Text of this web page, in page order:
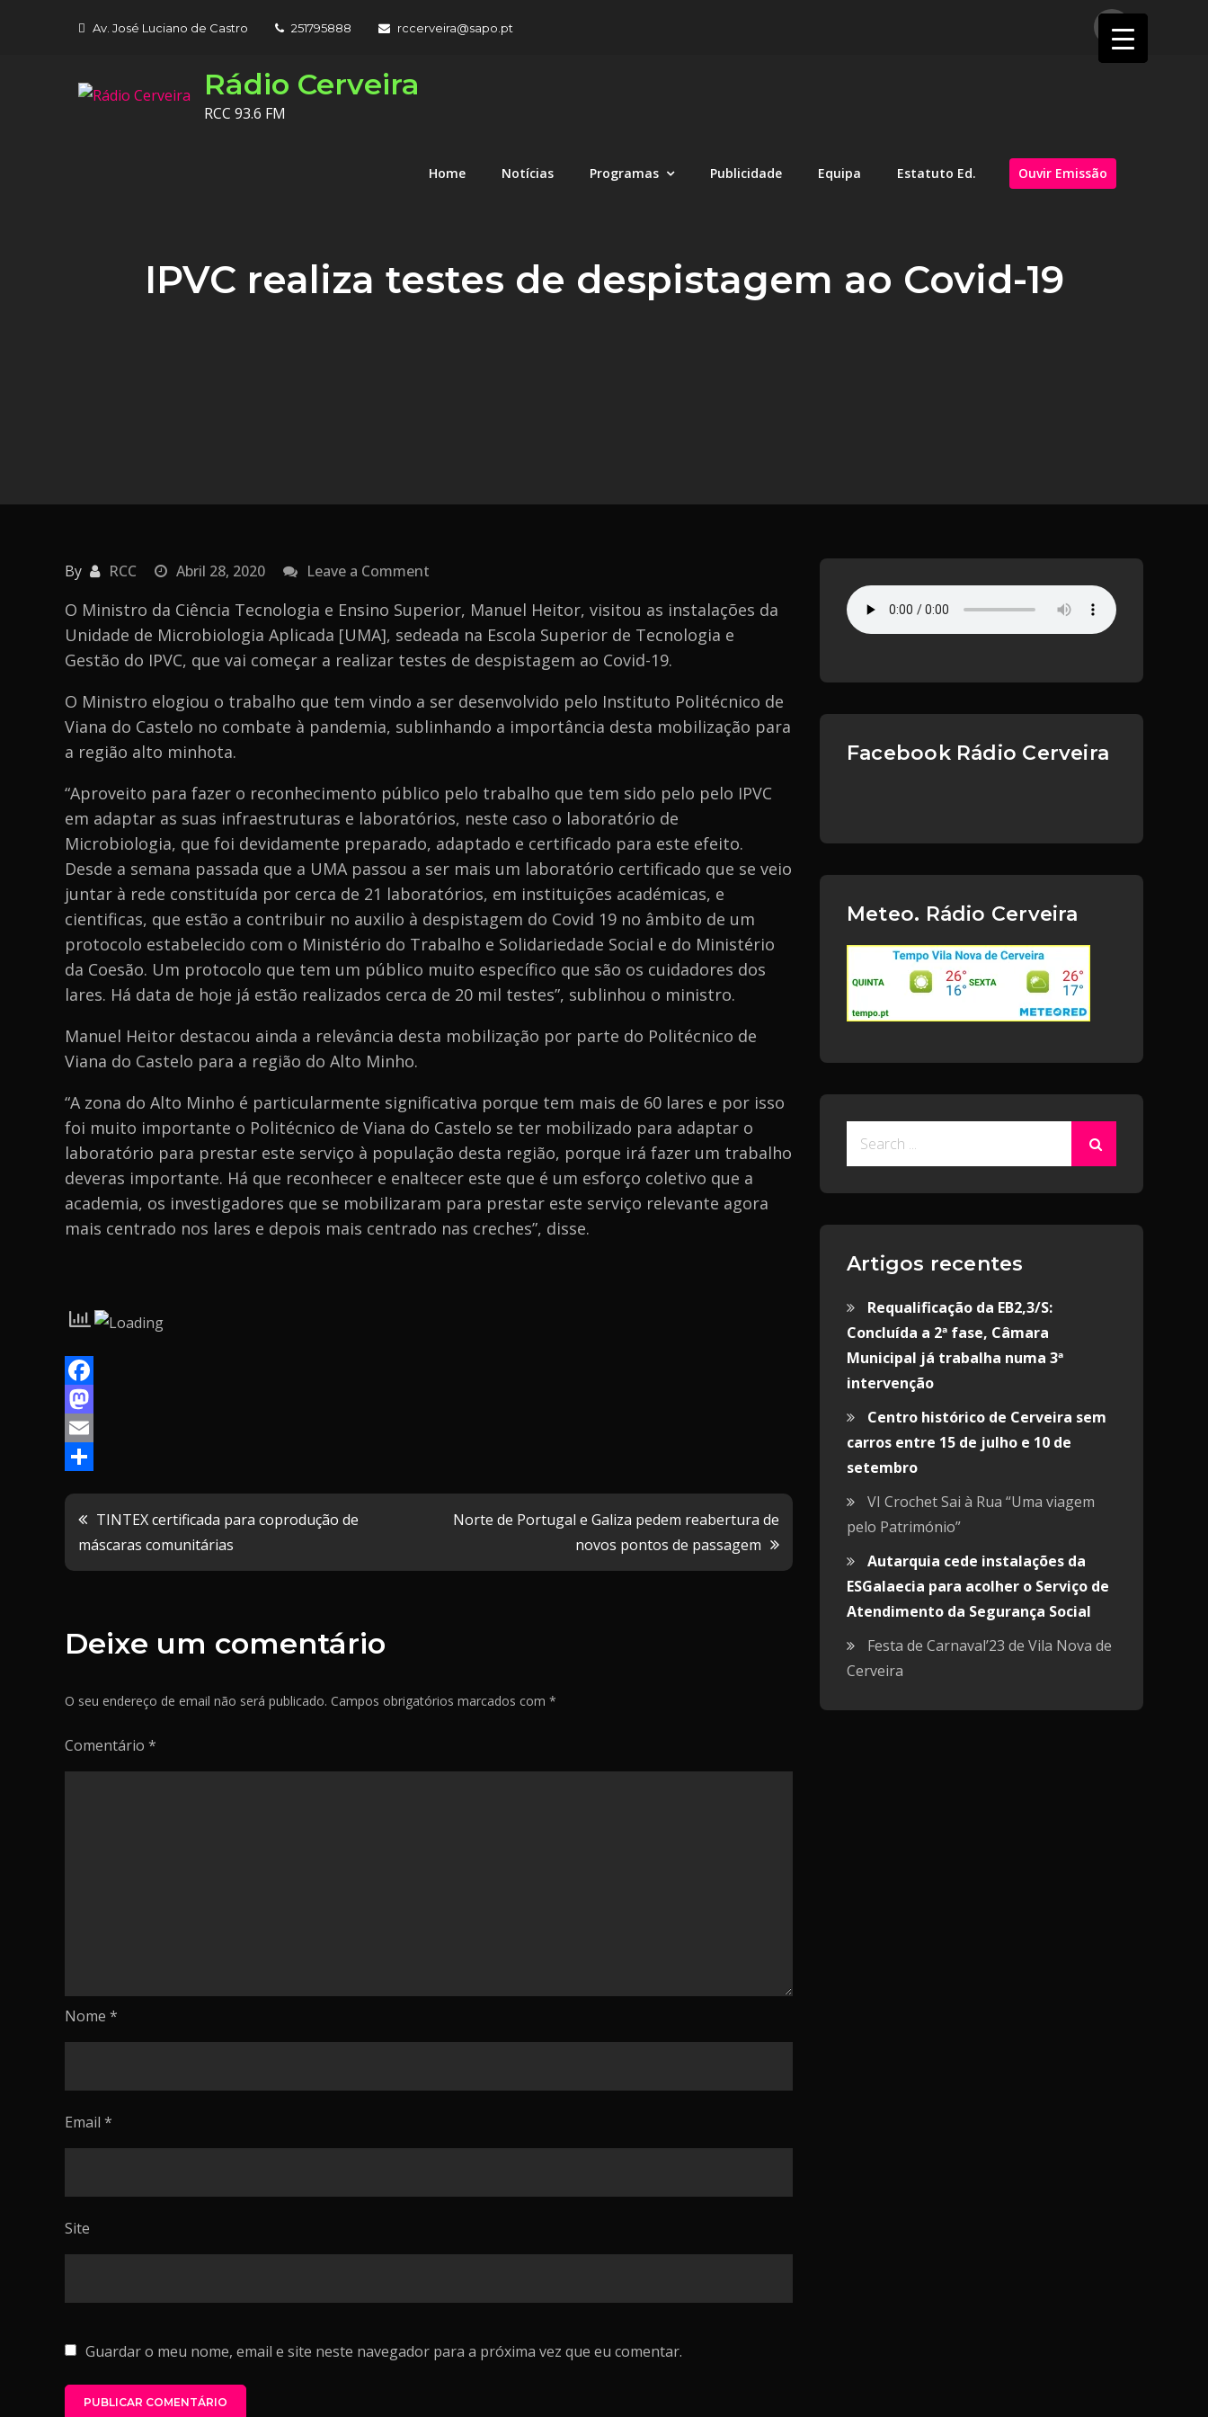
Av. José Luciano de Castro 251795888 rccerveira@sapo.pt
Rádio Cerveira
RCC 93.6 FM
Home Notícias Programas Publicidade Equipa Estatuto Ed. Ouvir Emissão
IPVC realiza testes de despistagem ao Covid-19
By RCC Abril 28, 2020 Leave a Comment
realiza
testes
de
despistagem
ao
O Ministro da Ciência Tecnologia e Ensino Superior, Manuel Heitor, visitou as instalações da
Unidade de Microbiologia Aplicada [UMA], sedeada na Escola Superior de Tecnologia e
Gestão do IPVC, que vai começar a realizar testes de despistagem ao Covid-19.
O Ministro elogiou o trabalho que tem vindo a ser desenvolvido pelo Instituto Politécnico de
Viana do Castelo no combate à pandemia, sublinhando a importância desta mobilização para
a região alto minhota.
“Aproveito para fazer o reconhecimento público pelo trabalho que tem sido pelo pelo IPVC
em adaptar as suas infraestruturas e laboratórios, neste caso o laboratório de
Microbiologia, que foi devidamente preparado, adaptado e certificado para este efeito.
Desde a semana passada que a UMA passou a ser mais um laboratório certificado que se veio
juntar à rede constituída por cerca de 21 laboratórios, em instituições académicas, e
cientificas, que estão a contribuir no auxilio à despistagem do Covid 19 no âmbito de um
protocolo estabelecido com o Ministério do Trabalho e Solidariedade Social e do Ministério
da Coesão. Um protocolo que tem um público muito específico que são os cuidadores dos
lares. Há data de hoje já estão realizados cerca de 20 mil testes”, sublinhou o ministro.
Manuel Heitor destacou ainda a relevância desta mobilização por parte do Politécnico de
Viana do Castelo para a região do Alto Minho.
“A zona do Alto Minho é particularmente significativa porque tem mais de 60 lares e por isso
foi muito importante o Politécnico de Viana do Castelo se ter mobilizado para adaptar o
laboratório para prestar este serviço à população desta região, porque irá fazer um trabalho
deveras importante. Há que reconhecer e enaltecer este que é um esforço coletivo que a
academia, os investigadores que se mobilizaram para prestar este serviço relevante agora
mais centrado nos lares e depois mais centrado nas creches”, disse.
F
a
o
M
a
d
n
E
lt
l
h
Navegação
de
artigos
TINTEX certificada para coprodução de
máscaras comunitárias
Norte de Portugal e Galiza pedem reabertura de
novos pontos de passagem
Deixe um comentário
O seu endereço de email não será publicado. Campos obrigatórios marcados com *
Comentário *
Nome *
Email *
Site
Guardar o meu nome, email e site neste navegador para a próxima vez que eu comentar.
Facebook Rádio Cerveira
Meteo. Rádio Cerveira
Artigos recentes
Requalificação da EB2,3/S:
Concluída a 2ª fase, Câmara
Municipal já trabalha numa 3ª
intervenção
Centro histórico de Cerveira sem
carros entre 15 de julho e 10 de
setembro
VI Crochet Sai à Rua “Uma viagem
pelo Património”
Autarquia cede instalações da
ESGalaecia para acolher o Serviço de
Atendimento da Segurança Social
Festa de Carnaval’23 de Vila Nova de
Cerveira